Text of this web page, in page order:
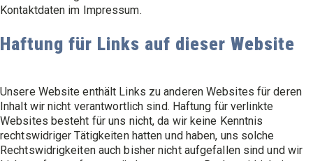
Kontaktdaten im Impressum.
Haftung für Links auf dieser Website
Unsere Website enthält Links zu anderen Websites für deren
Inhalt wir nicht verantwortlich sind. Haftung für verlinkte
Websites besteht für uns nicht, da wir keine Kenntnis
rechtswidriger Tätigkeiten hatten und haben, uns solche
Rechtswidrigkeiten auch bisher nicht aufgefallen sind und wir